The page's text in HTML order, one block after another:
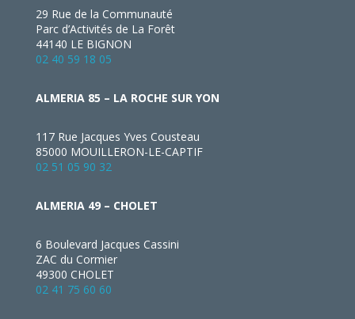
29 Rue de la Communauté
Parc d’Activités de La Forêt
44140 LE BIGNON
02 40 59 18 05
ALMERIA 85 – LA ROCHE SUR YON
117 Rue Jacques Yves Cousteau
85000 MOUILLERON-LE-CAPTIF
02 51 05 90 32
ALMERIA 49 – CHOLET
6 Boulevard Jacques Cassini
ZAC du Cormier
49300 CHOLET
02 41 75 60 60